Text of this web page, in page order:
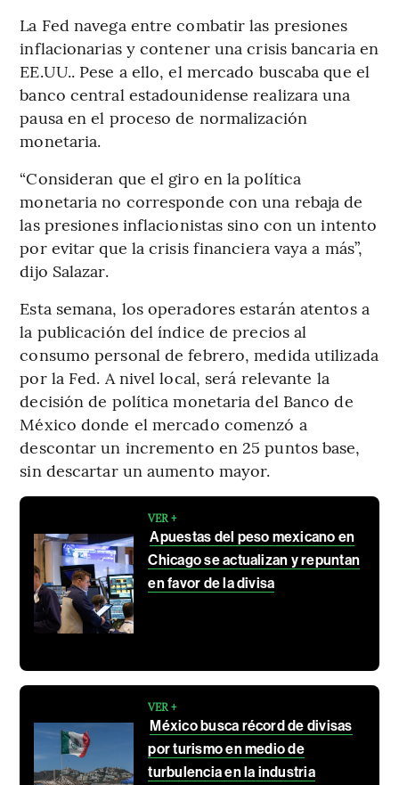
La Fed navega entre combatir las presiones
inflacionarias y contener una crisis bancaria en
EE.UU.. Pese a ello, el mercado buscaba que el
banco central estadounidense realizara una
pausa en el proceso de normalización
monetaria.
“Consideran que el giro en la política
monetaria no corresponde con una rebaja de
las presiones inflacionistas sino con un intento
por evitar que la crisis financiera vaya a más”,
dijo Salazar.
Esta semana, los operadores estarán atentos a
la publicación del índice de precios al
consumo personal de febrero, medida utilizada
por la Fed. A nivel local, será relevante la
decisión de política monetaria del Banco de
México donde el mercado comenzó a
descontar un incremento en 25 puntos base,
sin descartar un aumento mayor.
VER +
Apuestas del peso mexicano en
Chicago se actualizan y repuntan
en favor de la divisa
VER +
México busca récord de divisas
por turismo en medio de
turbulencia en la industria